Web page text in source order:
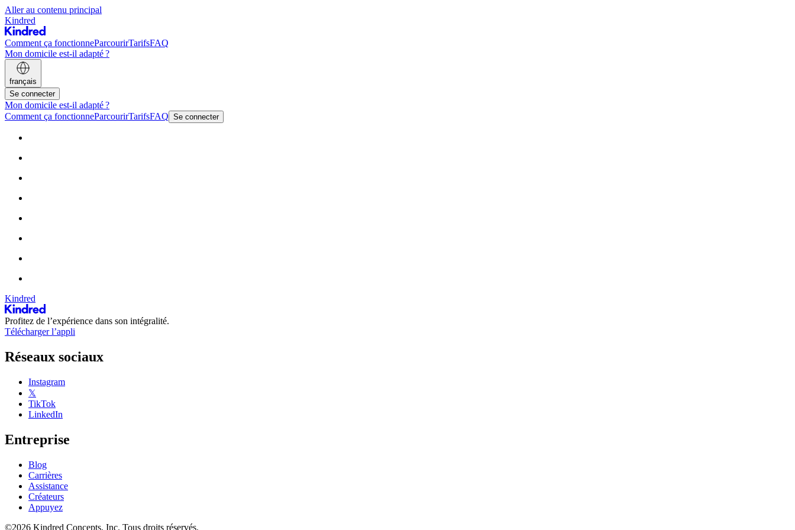
Aller au contenu principal
Kindred
Comment ça fonctionneParcourirTarifsFAQ
Mon domicile est-il adapté ?
français
Se connecter
Mon domicile est-il adapté ?
Comment ça fonctionneParcourirTarifsFAQ Se connecter
Kindred
Profitez de l’expérience dans son intégralité.
Télécharger l’appli
Réseaux sociaux
Instagram
𝕏
TikTok
LinkedIn
Entreprise
Blog
Carrières
Assistance
Créateurs
Appuyez
©2026 Kindred Concepts, Inc. Tous droits réservés.